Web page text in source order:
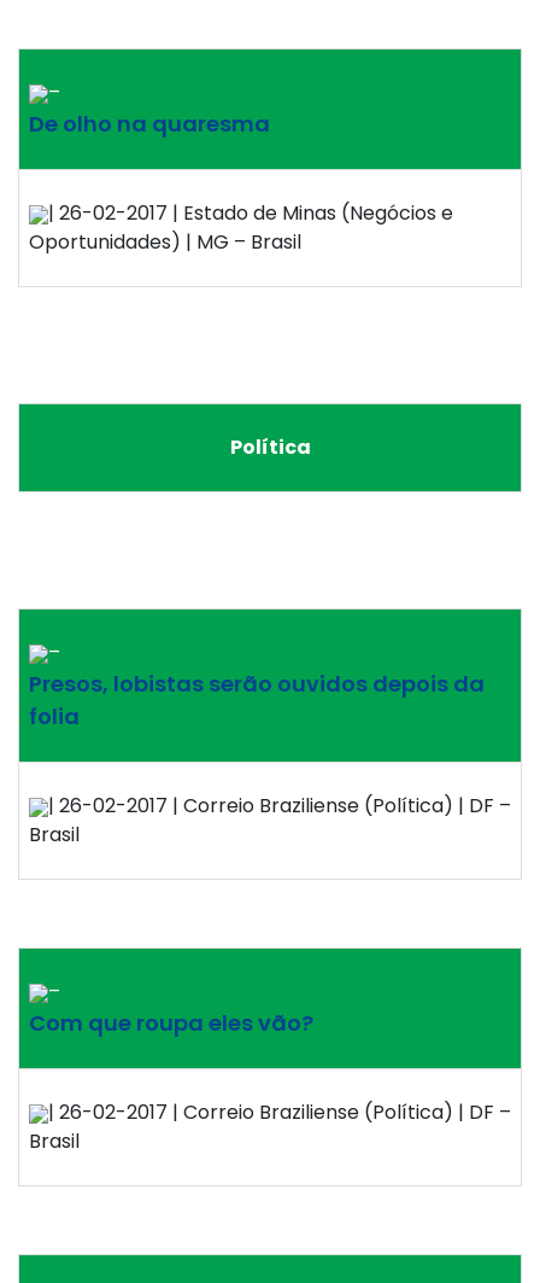
–
De olho na quaresma
| 26-02-2017 | Estado de Minas (Negócios e
Oportunidades) | MG – Brasil
Política
–
Presos, lobistas serão ouvidos depois da
folia
| 26-02-2017 | Correio Braziliense (Política) | DF –
Brasil
–
Com que roupa eles vão?
| 26-02-2017 | Correio Braziliense (Política) | DF –
Brasil